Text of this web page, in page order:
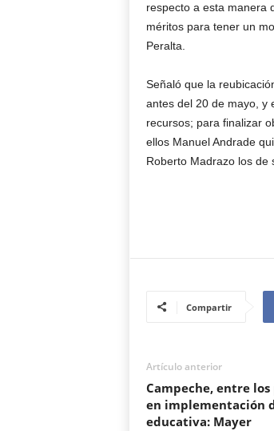
respecto a esta manera
méritos para tener un
Peralta.
Señaló que la
antes del 20 de mayo, y
recursos; para finalizar
ellos Manuel Andrade
Roberto Madrazo los de
Compartir
Artículo anterior
Campeche, entre
en implementación
educativa: Mayer